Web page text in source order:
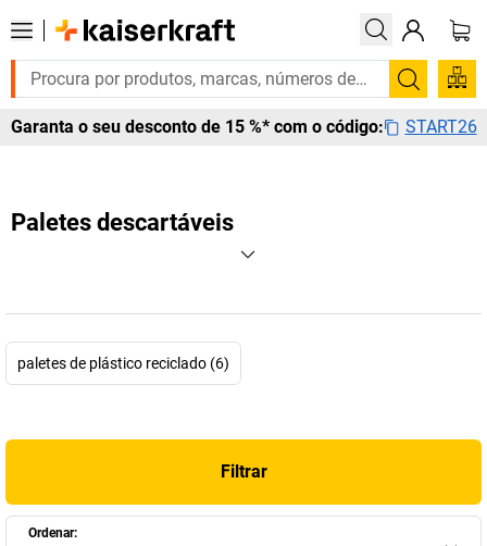
Garanta o seu desconto de 15 %* com o código: START26
Paletes descartáveis
paletes de plástico reciclado (6)
Filtrar
Ordenar: